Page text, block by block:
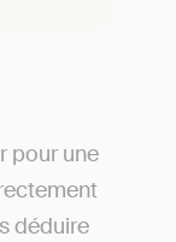
pour une
déduire